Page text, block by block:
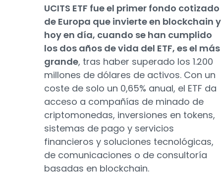
UCITS ETF fue el primer fondo cotizado
de Europa que invierte en blockchain y
hoy en día, cuando se han cumplido
los dos años de vida del ETF, es el más
grande, tras haber superado los 1.200
millones de dólares de activos. Con un
coste de solo un 0,65% anual, el ETF da
acceso a compañías de minado de
criptomonedas, inversiones en tokens,
sistemas de pago y servicios
financieros y soluciones tecnológicas,
de comunicaciones o de consultoría
basadas en blockchain.